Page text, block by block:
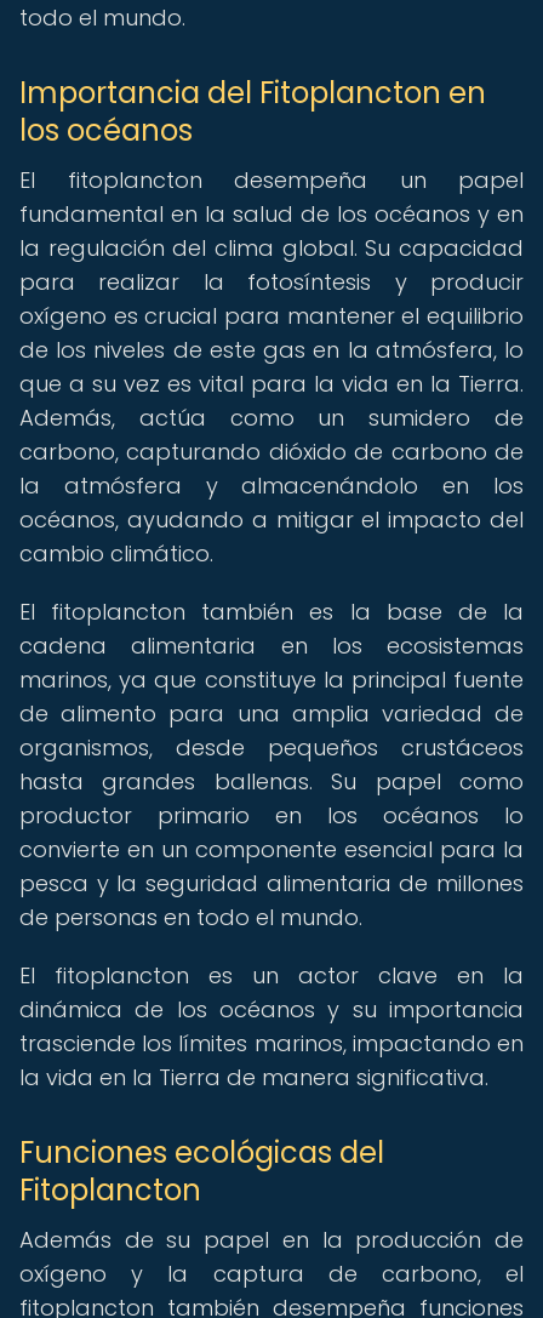
todo el mundo.
Importancia del Fitoplancton en
los océanos
El fitoplancton desempeña un papel
fundamental en la salud de los océanos y en
la regulación del clima global. Su capacidad
para realizar la fotosíntesis y producir
oxígeno es crucial para mantener el equilibrio
de los niveles de este gas en la atmósfera, lo
que a su vez es vital para la vida en la Tierra.
Además, actúa como un sumidero de
carbono, capturando dióxido de carbono de
la atmósfera y almacenándolo en los
océanos, ayudando a mitigar el impacto del
cambio climático.
El fitoplancton también es la base de la
cadena alimentaria en los ecosistemas
marinos, ya que constituye la principal fuente
de alimento para una amplia variedad de
organismos, desde pequeños crustáceos
hasta grandes ballenas. Su papel como
productor primario en los océanos lo
convierte en un componente esencial para la
pesca y la seguridad alimentaria de millones
de personas en todo el mundo.
El fitoplancton es un actor clave en la
dinámica de los océanos y su importancia
trasciende los límites marinos, impactando en
la vida en la Tierra de manera significativa.
Funciones ecológicas del
Fitoplancton
Además de su papel en la producción de
oxígeno y la captura de carbono, el
fitoplancton también desempeña funciones